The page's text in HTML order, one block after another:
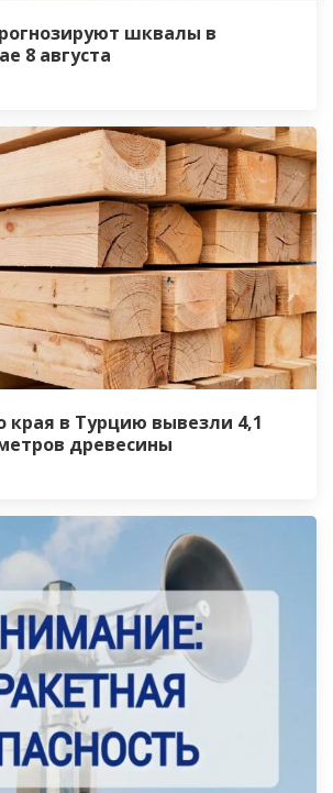
шквалы в
8 августа
края в Турцию вывезли 4,1
древесины